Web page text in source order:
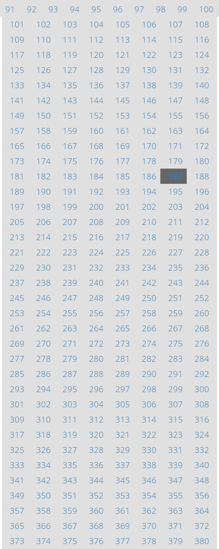
91
92 93 94 95 96 97 98 99
100
101
102 103 104 105 106 107
108
109
110 111 112 113 114 115
116
117
118 119 120 121 122 123
124
125
126 127 128 129 130 131
132
133
134 135 136 137 138 139
140
141
142 143 144 145 146 147
148
149
150 151 152 153 154 155
156
157
158 159 160 161 162 163
164
165
166 167 168 169 170 171
172
173
174 175 176 177 178 179
180
181
182 183 184 185 186 187
188
189
190 191 192 193 194 195
196
197
198 199 200 201 202 203
204
205
206 207 208 209 210 211
212
213
214 215 216 217 218 219
220
221
222 223 224 225 226 227
228
229
230 231 232 233 234 235
236
237
238 239 240 241 242 243
244
245
246 247 248 249 250 251
252
253
254 255 256 257 258 259
260
261
262 263 264 265 266 267
268
269
270 271 272 273 274 275
276
277
278 279 280 281 282 283
284
285
286 287 288 289 290 291
292
293
294 295 296 297 298 299
300
301
302 303 304 305 306 307
308
309
310 311 312 313 314 315
316
317
318 319 320 321 322 323
324
325
326 327 328 329 330 331
332
333
334 335 336 337 338 339
340
341
342 343 344 345 346 347
348
349
350 351 352 353 354 355
356
357
358 359 360 361 362 363
364
365
366 367 368 369 370 371
372
373
374 375 376 377 378 379 380